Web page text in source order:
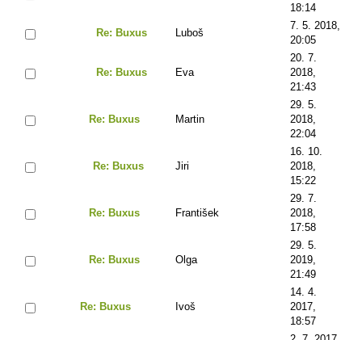
18:14
Re: Buxus Luboš
7. 5. 2018,
20:05
Re: Buxus Eva
20. 7.
2018,
21:43
Re: Buxus Martin
29. 5.
2018,
22:04
Re: Buxus Jiri
16. 10.
2018,
15:22
Re: Buxus František
29. 7.
2018,
17:58
Re: Buxus Olga
29. 5.
2019,
21:49
Re: Buxus Ivoš
14. 4.
2017,
18:57